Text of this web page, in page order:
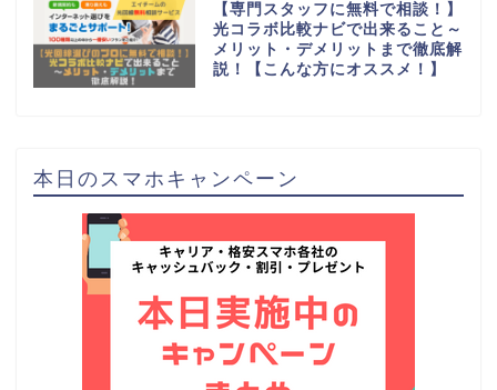
【専門スタッフに無料で相談！】
光コラボ比較ナビで出来ること～
メリット・デメリットまで徹底解
説！【こんな方にオススメ！】
本日のスマホキャンペーン